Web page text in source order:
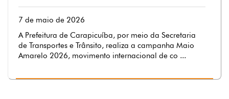
7 de maio de 2026
A Prefeitura de Carapicuíba, por meio da Secretaria
de Transportes e Trânsito, realiza a campanha Maio
Amarelo 2026, movimento internacional de co ...